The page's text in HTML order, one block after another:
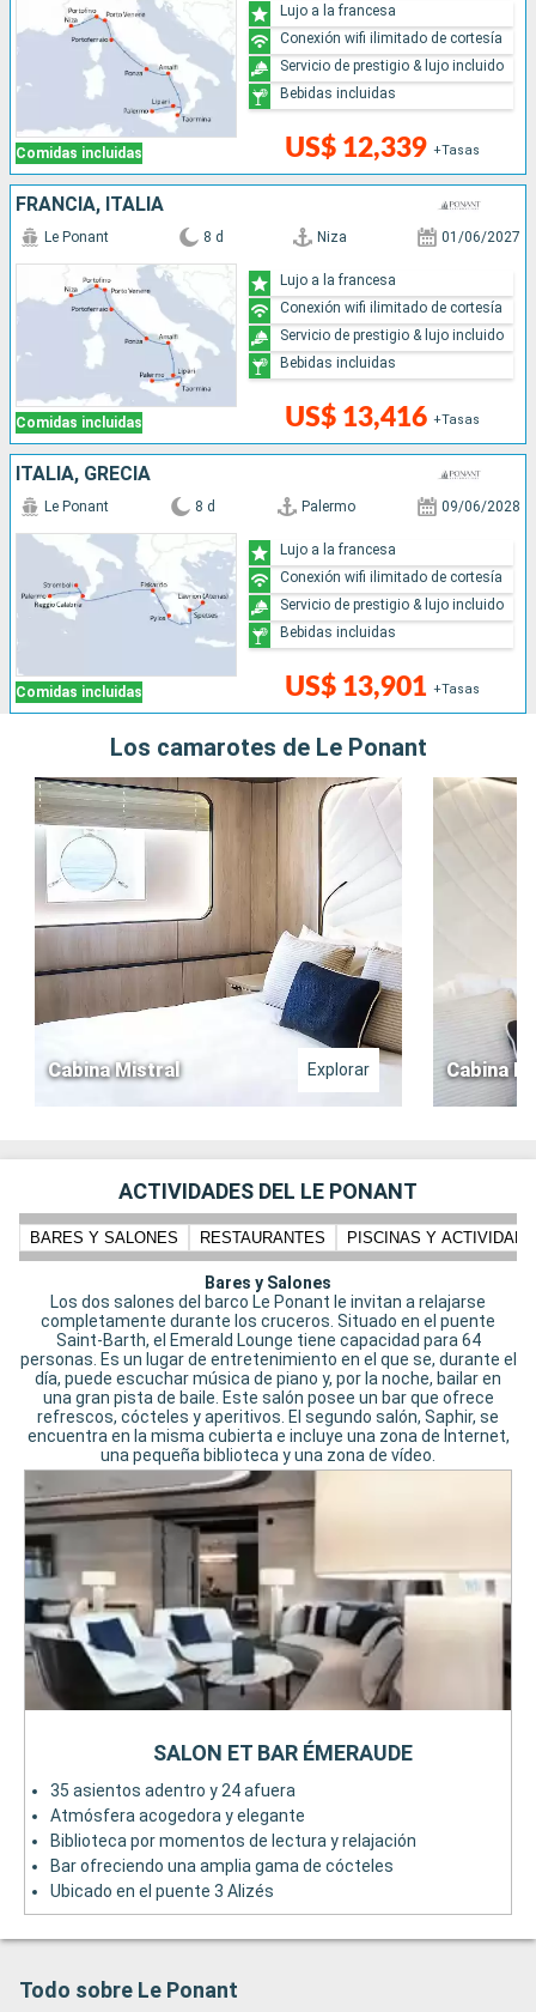
Comidas incluidas US$ 12,339 +Tasas
Lujo a la francesa
Conexión wifi ilimitado de cortesía
Servicio de prestigio & lujo incluido
Bebidas incluidas
FRANCIA, ITALIA
Comidas incluidas
Le Ponant 8 d Niza 01/06/2027
US$ 13,416 +Tasas
Lujo a la francesa
Conexión wifi ilimitado de cortesía
Servicio de prestigio & lujo incluido
Bebidas incluidas
ITALIA, GRECIA
Comidas incluidas
Le Ponant 8 d Palermo 09/06/2028
US$ 13,901 +Tasas
Lujo a la francesa
Conexión wifi ilimitado de cortesía
Servicio de prestigio & lujo incluido
Bebidas incluidas
Los camarotes de Le Ponant
Cabina Mistral Explorar Cabina
ACTIVIDADES DEL LE PONANT
BARES Y SALONES RESTAURANTES PISCINAS Y
Bares y Salones
Los dos salones del barco Le Ponant le invitan a relajarse
completamente durante los cruceros. Situado en el puente
Saint-Barth, el Emerald Lounge tiene capacidad para 64
personas. Es un lugar de entretenimiento en el que se, durante el
día, puede escuchar música de piano y, por la noche, bailar en
una gran pista de baile. Este salón posee un bar que ofrece
refrescos, cócteles y aperitivos. El segundo salón, Saphir, se
encuentra en la misma cubierta e incluye una zona de Internet,
una pequeña biblioteca y una zona de vídeo.
35 asientos adentro y 24 afuera
Atmósfera acogedora y elegante
Biblioteca por momentos de lectura y relajación
Bar ofreciendo una amplia gama de cócteles
Ubicado en el puente 3 Alizés
SALON ET BAR ÉMERAUDE
Todo sobre Le Ponant